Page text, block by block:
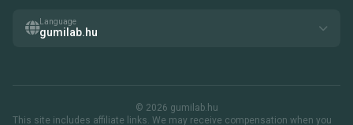
Language
gumilab.hu
© 2026 gumilab.hu
This site includes affiliate links. We may receive compensation when you